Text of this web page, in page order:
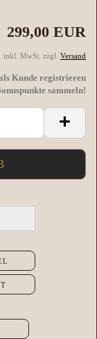
299,00 EUR
inkl. MwSt. zzgl. Versand
Kunde registrieren
sammeln!